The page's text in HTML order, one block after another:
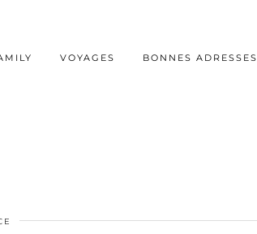
VOYAGES BONNES ADRESSES